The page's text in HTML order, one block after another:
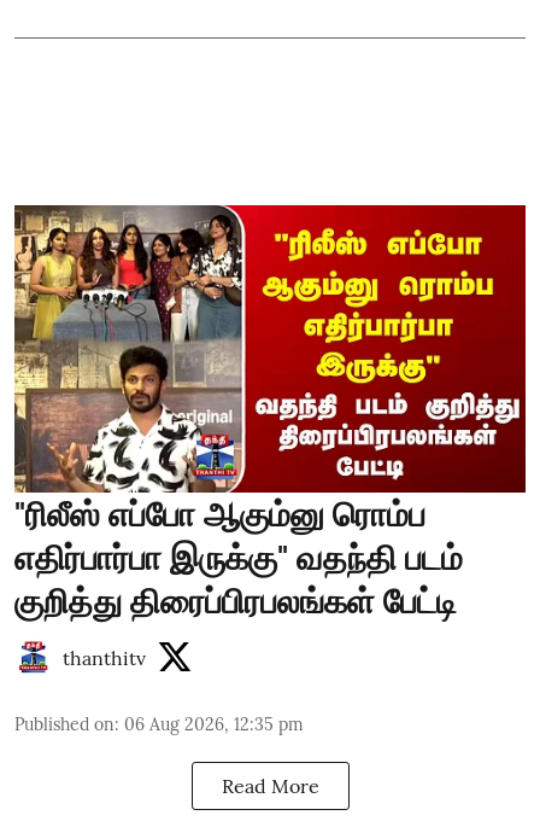
"ரிலீஸ் எப்போ ஆகும்னு ரொம்ப
எதிர்பார்பா இருக்கு" வதந்தி படம்
குறித்து திரைப்பிரபலங்கள் பேட்டி
thanthitv
Published on: 06 Aug 2026, 12:35 pm
Read More